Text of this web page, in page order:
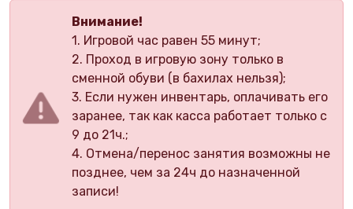
Внимание!
1. Игровой час равен 55 минут;
2. Проход в игровую зону только в
сменной обуви (в бахилах нельзя);
3. Если нужен инвентарь, оплачивать его
заранее, так как касса работает только с
9 до 21ч.;
4. Отмена/перенос занятия возможны не
позднее, чем за 24ч до назначенной
записи!